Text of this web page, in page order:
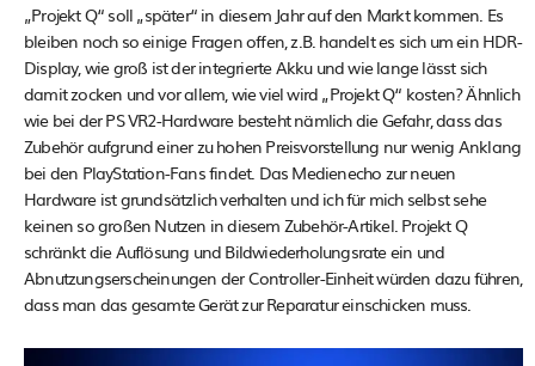
„Projekt Q“ soll „später“ in diesem Jahr auf den Markt kommen. Es
bleiben noch so einige Fragen offen, z.B. handelt es sich um ein HDR-
Display, wie groß ist der integrierte Akku und wie lange lässt sich
damit zocken und vor allem, wie viel wird „Projekt Q“ kosten? Ähnlich
wie bei der PS VR2-Hardware besteht nämlich die Gefahr, dass das
Zubehör aufgrund einer zu hohen Preisvorstellung nur wenig Anklang
bei den PlayStation-Fans findet. Das Medienecho zur neuen
Hardware ist grundsätzlich verhalten und ich für mich selbst sehe
keinen so großen Nutzen in diesem Zubehör-Artikel. Projekt Q
schränkt die Auflösung und Bildwiederholungsrate ein und
Abnutzungserscheinungen der Controller-Einheit würden dazu führen,
dass man das gesamte Gerät zur Reparatur einschicken muss.